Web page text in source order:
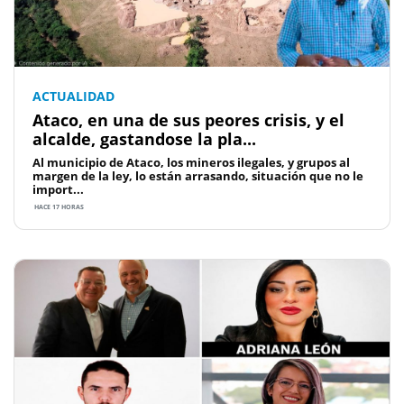
ACTUALIDAD
Ataco, en una de sus peores crisis, y el
alcalde, gastandose la pla...
Al municipio de Ataco, los mineros ilegales, y grupos al
margen de la ley, lo están arrasando, situación que no le
import...
HACE 17 HORAS